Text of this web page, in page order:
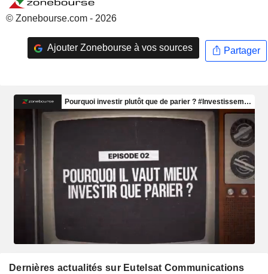
© Zonebourse.com - 2026
Ajouter Zonebourse à vos sources Partager
Dernières actualités sur Eutelsat Communications